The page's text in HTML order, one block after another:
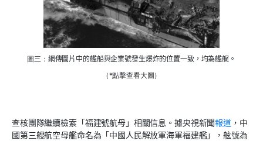
圖三： 網傳圖片 中的艦船與企業號發生爆炸的位置一致 ，均為艦艉。
（*點擊查看大圖）
查核團隊繼續檢索「福建號航母」 相關信息。據央視新聞報道，中
國第三艘航空母艦命名為「中國人民解放軍海軍福建艦」，舷號為